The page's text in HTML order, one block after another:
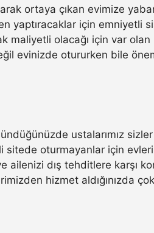
ortaya çıkan evimize
yaptıracaklar için emniyetli
maliyetli olacağı için var olan
evinizde otururken bile
ustalarımız
oturmayanlar için
ailenizi dış tehditlere karşı
hizmet aldığınızda